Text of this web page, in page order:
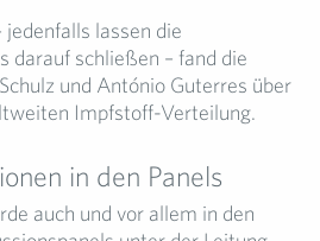
lassen die
darauf schließen – fand die
und António Guterres über
Impfstoff-Verteilung.
in den Panels
auch und vor allem in den